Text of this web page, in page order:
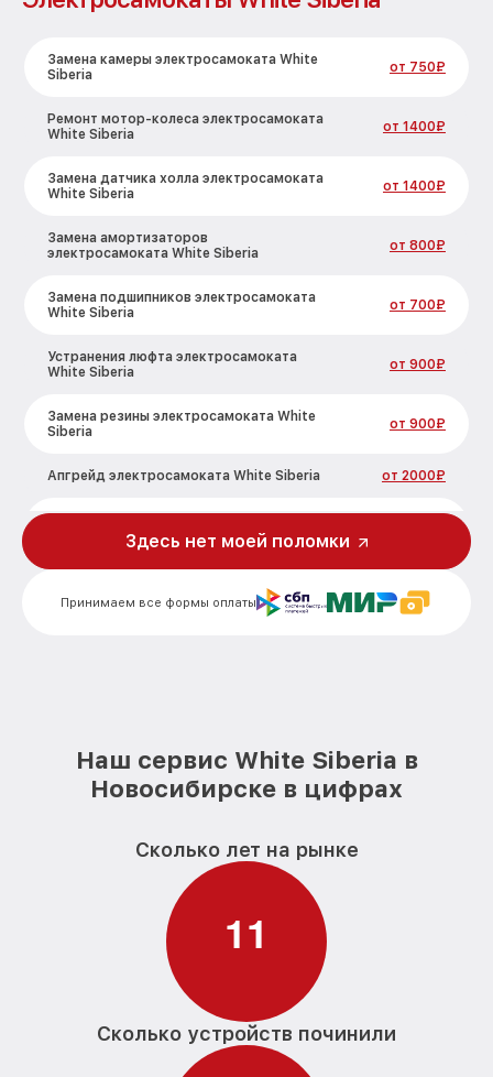
Замена камеры электросамоката White
Siberia
от 750₽
Ремонт мотор-колеса электросамоката
White Siberia
от 1400₽
Замена датчика холла электросамоката
White Siberia
от 1400₽
Замена амортизаторов
электросамоката White Siberia
от 800₽
Замена подшипников электросамоката
White Siberia
от 700₽
Устранения люфта электросамоката
White Siberia
от 900₽
Замена резины электросамоката White
Siberia
от 900₽
Апгрейд электросамоката White Siberia от 2000₽
электросамоката White Siberia
White Siberia
от 500₽
Гидроизоляция электросамоката White
от 1100₽
Восстановление после попадания влаги
электросамоката White Siberia
Замена элемента освещения
электросамоката White Siberia
Принимаем все формы оплаты
Здесь нет моей поломки
Наш сервис White Siberia в
Новосибирске в цифрах
Сколько лет на рынке
11
Сколько устройств починили